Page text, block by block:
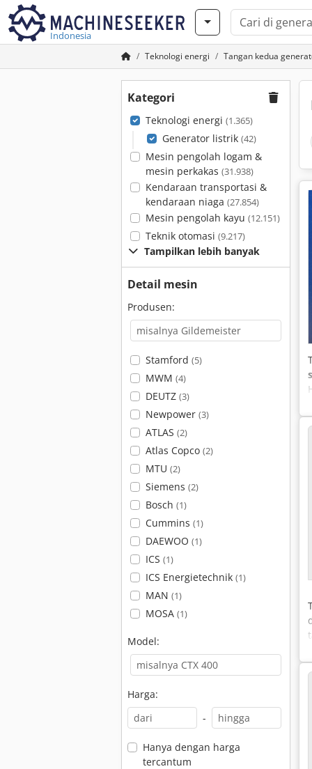
Indonesia
Teknologi energi Tangan kedua
Kategori
Teknologi energi (1.365)
Generator listrik (42)
Mesin pengolah logam &
mesin perkakas (31.938)
Kendaraan transportasi &
kendaraan niaga (27.854)
Mesin pengolah kayu (12.151)
Teknik otomasi (9.217)
Tampilkan lebih banyak
Detail mesin
Produsen:
Stamford (5)
MWM (4)
DEUTZ (3)
Newpower (3)
ATLAS (2)
Atlas Copco (2)
MTU (2)
Siemens (2)
Bosch (1)
Cummins (1)
DAEWOO (1)
ICS (1)
ICS Energietechnik (1)
MAN (1)
MOSA (1)
Model:
Harga:
-
Hanya dengan harga
tercantum